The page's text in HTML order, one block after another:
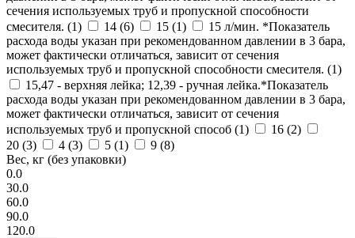
сечения используемых труб и пропускной способности
смесителя. (1) 14 (6) 15 (1)
15 л/мин. *Показатель
расхода воды указан при рекомендованном давлении в 3 бара,
может фактически отличаться, зависит от сечения
используемых труб и пропускной способности смесителя. (1)
15,47 - верхняя лейка; 12,39 - ручная лейка.*Показатель
расхода воды указан при рекомендованном давлении в 3 бара,
может фактически отличаться, зависит от сечения
используемых труб и пропускной способ (1) 16 (2)
20 (3) 4 (3) 5 (1) 9 (8)
Вес, кг (без упаковки)
0.0
30.0
60.0
90.0
120.0